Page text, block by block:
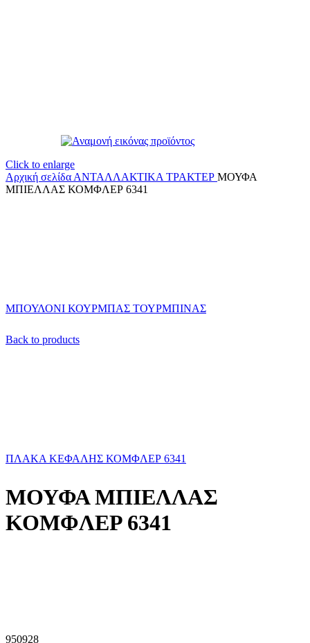
Click to enlarge
Αρχική σελίδα ΑΝΤΑΛΛΑΚΤΙΚΑ ΤΡΑΚΤΕΡ ΜΟΥΦΑ
ΜΠΙΕΛΛΑΣ ΚΟΜΦΛΕΡ 6341
ΜΠΟΥΛΟΝΙ ΚΟΥΡΜΠΑΣ ΤΟΥΡΜΠΙΝΑΣ
Back to products
ΠΛΑΚΑ ΚΕΦΑΛΗΣ ΚΟΜΦΛΕΡ 6341
ΜΟΥΦΑ ΜΠΙΕΛΛΑΣ
ΚΟΜΦΛΕΡ 6341
950928